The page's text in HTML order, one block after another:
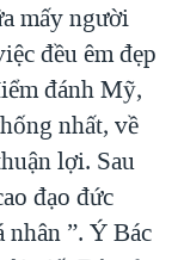
mấy người
đều êm đẹp
đánh Mỹ,
nhất, về
lợi. Sau
đạo đức
nhân ”. Ý Bác